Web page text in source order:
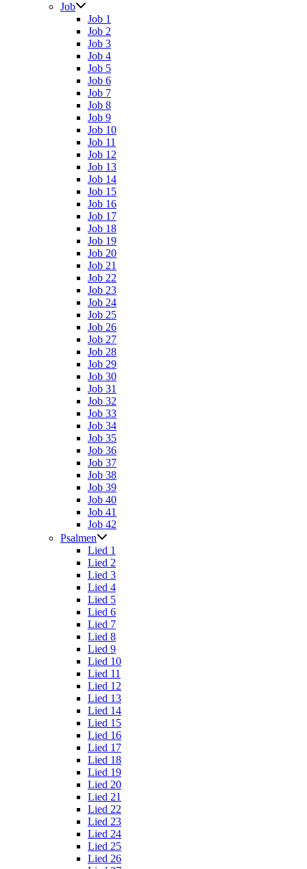
Job
Job 1
Job 2
Job 3
Job 4
Job 5
Job 6
Job 7
Job 8
Job 9
Job 10
Job 11
Job 12
Job 13
Job 14
Job 15
Job 16
Job 17
Job 18
Job 19
Job 20
Job 21
Job 22
Job 23
Job 24
Job 25
Job 26
Job 27
Job 28
Job 29
Job 30
Job 31
Job 32
Job 33
Job 34
Job 35
Job 36
Job 37
Job 38
Job 39
Job 40
Job 41
Job 42
Psalmen
Lied 1
Lied 2
Lied 3
Lied 4
Lied 5
Lied 6
Lied 7
Lied 8
Lied 9
Lied 10
Lied 11
Lied 12
Lied 13
Lied 14
Lied 15
Lied 16
Lied 17
Lied 18
Lied 19
Lied 20
Lied 21
Lied 22
Lied 23
Lied 24
Lied 25
Lied 26